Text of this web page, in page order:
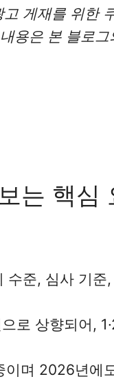
게재를 위한
용은 본 블로그
는 핵심
수준, 심사 기준,
로 상향되어,
이며 2026년에